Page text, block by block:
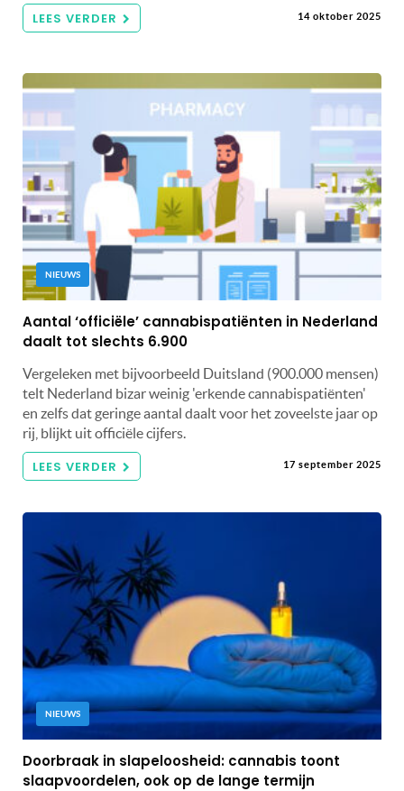
LEES VERDER 14 oktober 2025
NIEUWS
Aantal ‘officiële’ cannabispatiënten in Nederland
daalt tot slechts 6.900
Vergeleken met bijvoorbeeld Duitsland (900.000 mensen)
telt Nederland bizar weinig 'erkende cannabispatiënten'
en zelfs dat geringe aantal daalt voor het zoveelste jaar op
rij, blijkt uit officiële cijfers.
LEES VERDER 17 september 2025
NIEUWS
Doorbraak in slapeloosheid: cannabis toont
slaapvoordelen, ook op de lange termijn